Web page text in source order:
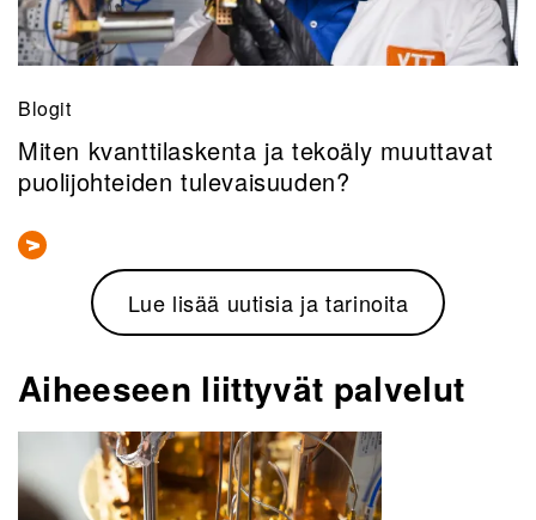
Blogit
Miten kvanttilaskenta ja tekoäly muuttavat
puolijohteiden tulevaisuuden?
Lue lisää uutisia ja tarinoita
Aiheeseen liittyvät palvelut